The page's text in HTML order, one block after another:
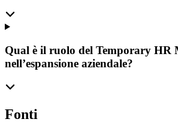
Qual è il ruolo del Temporary HR
nell’espansione aziendale?
Fonti